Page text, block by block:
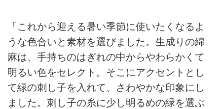
「これから迎える暑い季節に使いたくなるよ
うな色合いと素材を選びました。生成りの綿
麻は、手持ちのはぎれの中からやわらかくて
明るい色をセレクト。そこにアクセントとし
て緑の刺し子を入れて、さわやかな印象にし
ました。刺し子の糸に少し明るめの緑を選ぶ